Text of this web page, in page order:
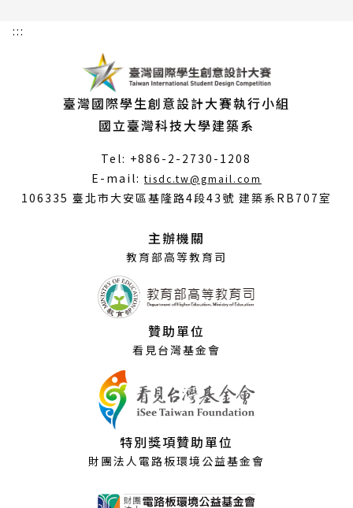
:::
臺灣國際學生創意設計大賽執行小組
國立臺灣科技大學建築系
Tel: +886-2-2730-1208
E-mail:tisdc.tw@gmail.com
開
106335 臺北市大安區基隆路4段43號 建築系RB707室
主辦機關
教育部高等教育司
贊助單位
看見台灣基金會
特別獎項贊助單位
財團法人電路板環境公益基金會